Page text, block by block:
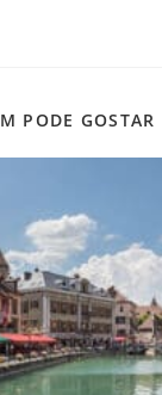
PODE GOSTAR